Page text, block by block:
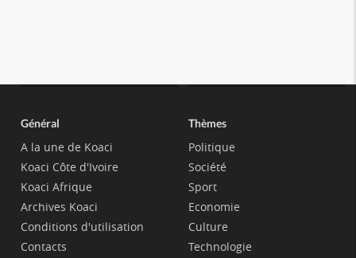
Général
A la une de Koaci
Koaci Côte d'Ivoire
Koaci Afrique
Archives Koaci
Conditions d'utilisation
Contacts
Thèmes
Politique
Société
Sport
Economie
Culture
Technologie